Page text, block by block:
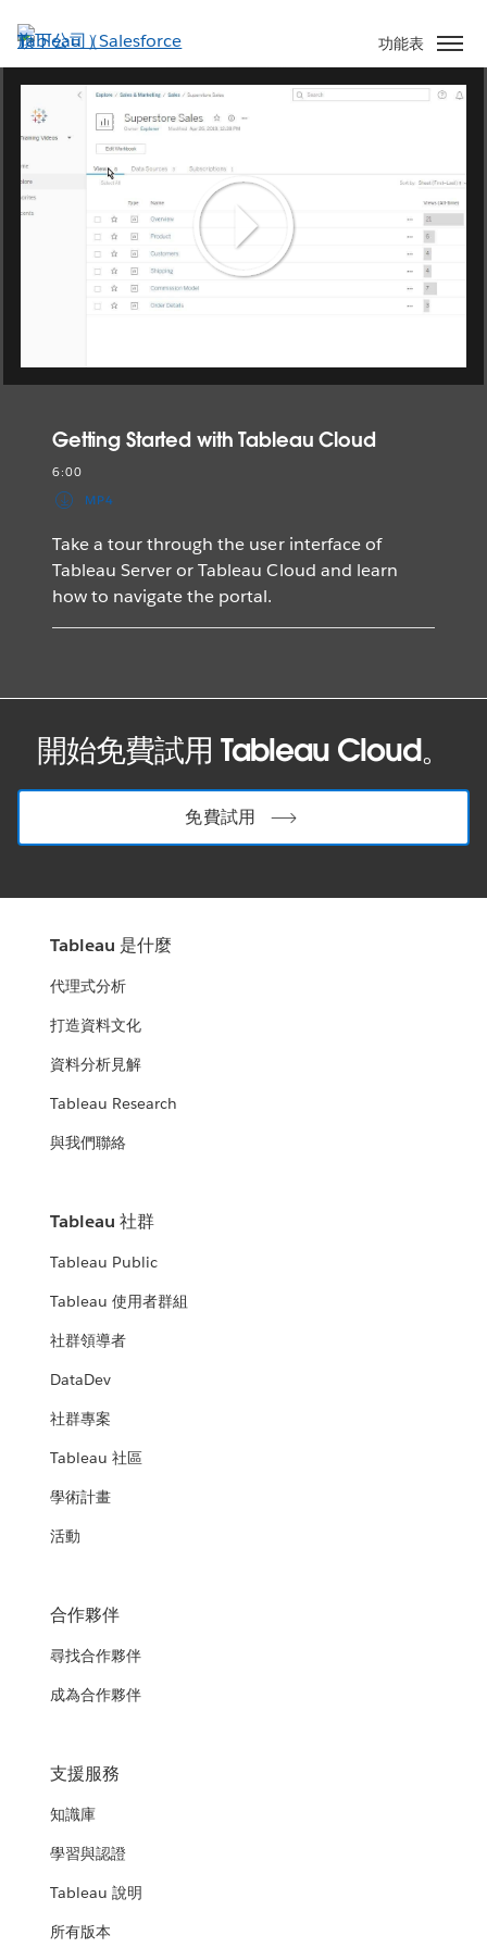
至
主
功能表
Play
Video
Getting Started with Tableau Cloud
6:00
MP4
Take a tour through the user interface of
Tableau Server or Tableau Cloud and learn
how to navigate the portal.
開始免費試用 Tableau Cloud。
免費試用
Tableau 是什麼
代理式分析
打造資料文化
資料分析見解
Tableau Research
與我們聯絡
Tableau 社群
Tableau Public
Tableau 使用者群組
社群領導者
DataDev
社群專案
Tableau 社區
學術計畫
活動
合作夥伴
尋找合作夥伴
成為合作夥伴
支援服務
知識庫
學習與認證
Tableau 說明
所有版本